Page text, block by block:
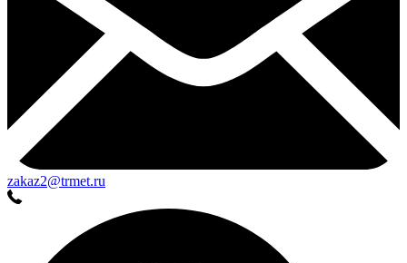
zakaz2@trmet.ru